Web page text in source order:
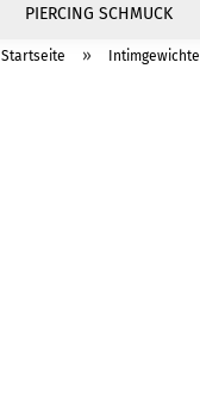
PIERCING SCHMUCK
Startseite » Intimgewichte